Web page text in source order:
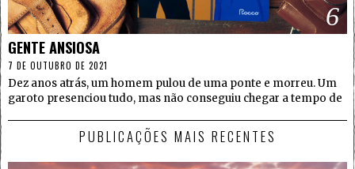
6
GENTE ANSIOSA
7 DE OUTUBRO DE 2021
Dez anos atrás, um homem pulou de uma ponte e morreu. Um
garoto presenciou tudo, mas não conseguiu chegar a tempo de
PUBLICAÇÕES MAIS RECENTES